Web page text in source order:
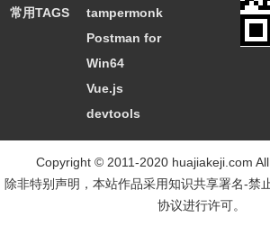
常用TAGS
tampermonkey
Postman for
Win64
Vue.js
devtools
Copyright © 2011-2020 huajiakeji.com
除非特别声明，本站作品采用知识共享署名-禁
协议进行许可。